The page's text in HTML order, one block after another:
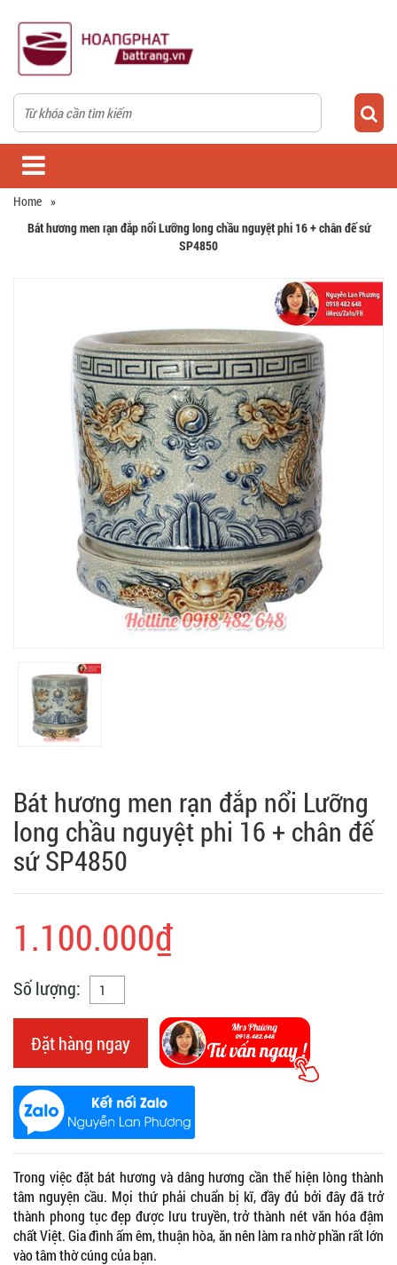
Home »
Bát hương men rạn đắp nổi Lưỡng long chầu nguyệt phi 16 + chân đế sứ
SP4850
Bát hương men rạn đắp nổi Lưỡng
long chầu nguyệt phi 16 + chân đế
sứ SP4850
1.100.000₫
Số lượng:
Đặt hàng ngay
Trong việc đặt bát hương và dâng hương cần thể hiện lòng thành
tâm nguyện cầu. Mọi thứ phải chuẩn bị kĩ, đầy đủ bởi đây đã trở
thành phong tục đẹp được lưu truyền, trở thành nét văn hóa đậm
chất Việt. Gia đình ấm êm, thuận hòa, ăn nên làm ra nhờ phần rất lớn
vào tâm thờ cúng của bạn.